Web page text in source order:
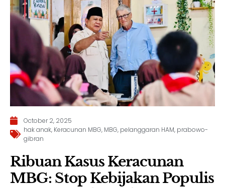
October 2, 2025
hak anak, Keracunan MBG, MBG, pelanggaran HAM, prabowo-
gibran
Ribuan Kasus Keracunan
MBG: Stop Kebijakan Populis